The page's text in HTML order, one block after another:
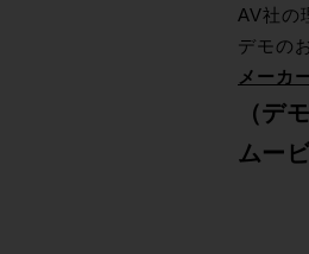
AV社の
デモの
メーカ
（デ
ムー